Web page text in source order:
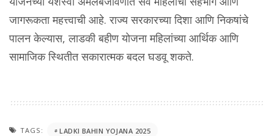
जागरूकता महत्त्वाची आहे. राज्य सरकारच्या दिशा आणि निकषांचे
पालन केल्यास, लाडकी बहीण योजना महिलांच्या आर्थिक आणि
सामाजिक स्थितीत सकारात्मक बदल घडवू शकते.
TAGS: LADKI BAHIN YOJANA 2025